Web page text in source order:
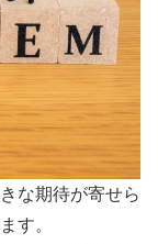
な期待が寄せら
す。